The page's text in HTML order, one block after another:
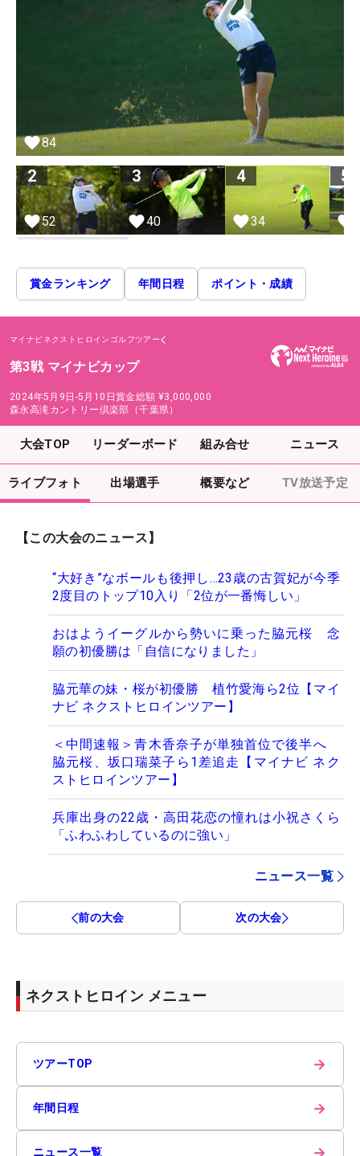
84
2
52
3
40
4
34
5
賞金ランキング 年間日程 ポイント・成績
マイナビネクストヒロインゴルフツアー
第3戦 マイナビカップ
2024年5月9日-5月10日賞金総額 ¥3,000,000
森永高滝カントリー倶楽部（千葉県）
大会TOP リーダーボード 組み合せ ニュース
ライブフォト 出場選手 概要など TV放送予定
【この大会のニュース】
“大好き”なボールも後押し…23歳の古賀妃が今季
2度目のトップ10入り「2位が一番悔しい」
おはようイーグルから勢いに乗った脇元桜 念
願の初優勝は「自信になりました」
脇元華の妹・桜が初優勝 植竹愛海ら2位【マイ
ナビ ネクストヒロインツアー】
＜中間速報＞青木香奈子が単独首位で後半へ
脇元桜、坂口瑞菜子ら1差追走【マイナビ ネク
ストヒロインツアー】
兵庫出身の22歳・高田花恋の憧れは小祝さくら
「ふわふわしているのに強い」
ニュース一覧
前の大会 次の大会
ネクストヒロイン メニュー
ツアーTOP →
年間日程 →
ニュース一覧 →